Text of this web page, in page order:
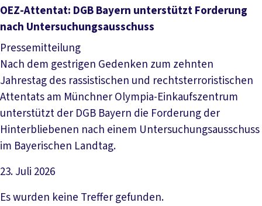
Artikel lesen
OEZ-Attentat: DGB Bayern unterstützt Forderung
nach Untersuchungsausschuss
Pressemitteilung
Nach dem gestrigen Gedenken zum zehnten
Jahrestag des rassistischen und rechtsterroristischen
Attentats am Münchner Olympia-Einkaufszentrum
unterstützt der DGB Bayern die Forderung der
Hinterbliebenen nach einem Untersuchungsausschuss
im Bayerischen Landtag.
23. Juli 2026
Artikel lesen
Es wurden keine Treffer gefunden.